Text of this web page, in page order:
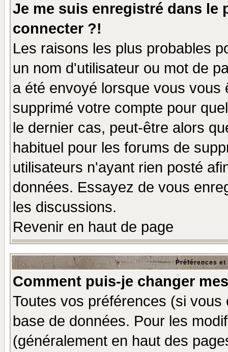
Je me suis enregistré dans le
connecter ?!
Les raisons les plus probables
un nom d'utilisateur ou mot de
a été envoyé lorsque vous
supprimé votre compte pour
le dernier cas, peut-être alors
habituel pour les forums de
utilisateurs n'ayant rien posté
données. Essayez de vous
les discussions.
Revenir en haut de page
Préférences
Comment puis-je changer
Toutes vos préférences (si
base de données. Pour les
(généralement en haut des